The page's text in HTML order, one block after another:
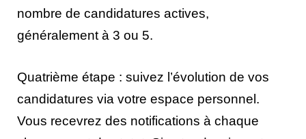
nombre de candidatures actives,
généralement à 3 ou 5.
Quatrième étape : suivez l’évolution de vos
candidatures via votre espace personnel.
Vous recevrez des notifications à chaque